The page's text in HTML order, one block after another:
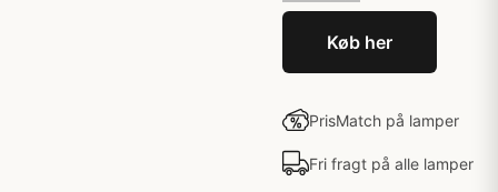
Køb her
PrisMatch på lamper
Fri fragt på alle lamper